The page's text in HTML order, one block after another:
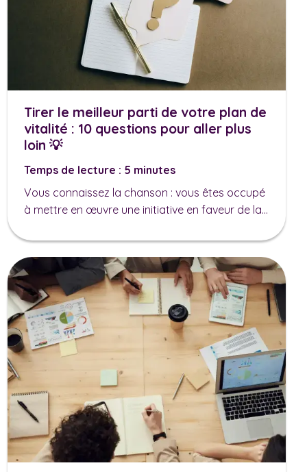
Tirer le meilleur parti de votre plan de
vitalité : 10 questions pour aller plus
loin 💡
Temps de lecture : 5 minutes
Vous connaissez la chanson : vous êtes occupé
à mettre en œuvre une initiative en faveur de la...